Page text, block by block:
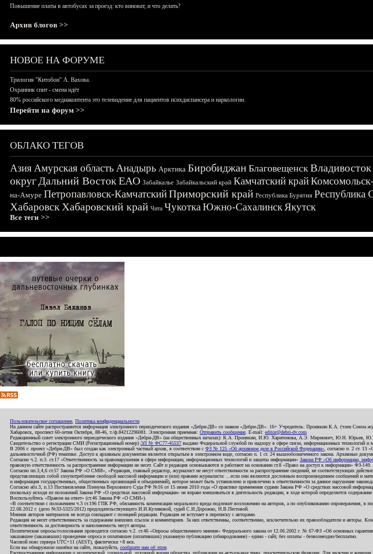
Повышение платы в автобусах за проезд: кто виноват, и что делать?
Архив блогов >>
НОВОЕ НА ФОРУМЕ
Трилогия "Китобои" А. Вахова.
Охранник спит - смена идёт
80% российского медиаконтента это телевидение для пациентов психдиспансера и наркологии.
Перейти на форум >>
ОБЛАКО ТЕГОВ
АзияАмурская область Анадырь Арктика БиробиджанБлаговещенскВладивосток
округДальний ВостокЕАО Забайкалье Забайкальский край Камчатский край
на-Амуре Петропавловск-КамчатскийПриморский край Республика Бурятия Республика
ХабаровскХабаровский край Чита ЧукоткаЮжно-СахалинскЯкутск
Все теги >>
Пользовательское соглашение Политика конфиденциальности
На данном сайте распространяется информация электронного периодического издания «Дебри-ДВ» со знаком «Дебри-ДВ». 16+ Учредитель: Пронякин К.А. (член
Хабаровск, проспект 60-летия Октября, 88-46, т./ф.84212296081. Электронная приемная: Отправить сообщение . E-mail: editor@debri-dv.com
Редакционный совет электронного периодического издания «Дебри-ДВ» (на общественных началах): К.А. Пронякин, И.Ю. Харитонова, А.Э. Мирмович, Ю.Н.
Свидетельство о регистрации СМИ (Регистрационный номер) ЭЛ № ФС77-45537 выдано Федеральной службой по надзору в сфере связи, информационных технологий и
В 2006 г. проект «Дебри-ДВ» был создан как электронный частный архив, в соответствии с ФЗ № 125 «Об архивном деле в Российской Федерации» , согласно п. 2 ст. 13
дальневосточной (РФ) тематике. Доступ к архивным документам является открытым в электронном виде, согласно п. 1 ст. 24 вышеобозначенного закона. Архивные
Согласно ч.2. п.3. ст.17 «Ответственность за правонарушения в сфере информации, информационных технологий и защиты информации» Закона РФ «Об информации,
правовую ответственность за распространение информации не несет. Сайт и редакция основываются и работают на основании ст.8 «Право на доступ к информации» ФЗ-149.
Согласно пп.3,4,6 ст.57 Закона РФ «О СМИ», «Редакция, главный редактор, журналист не несут ответственности за распространение сведений, не соответствующих
представляющих собой злоупотребление свободой массовой информации и (или) правами журналиста: ...если они являются дословным воспроизведением сообщений и
и информация государственных, общественных организаций и объединений), которое может быть установлено и привлечено к ответственности за данное нарушение
Согласно абз.3, п.13 Постановления Пленума Верховного Суда РФ №16 от 15 июня 2010 года «О практике применения судами Закона РФ «О средствах массовой
поскольку исходя из положений Закона РФ «О средствах массовой информации» не вправе вмешиваться в деятельность редакции, в ходе которой определяется
Воспользуйтесь «Правом на ответ» (ст.46 Закона РФ «О СМИ»).
«В соответствии с положением ч.3 ст.196 ГПК РФ, обязанность компенсации морального вреда подлежит возложению на авторов, а по опубликованию опровержения, в
22.08.2012 г. (дело №33-5325/2012) председательствующего И.И.Куликовой, судей С.И.Дорожко, Н.В.Пестовой.
Мнения авторов материалов не всегда совпадают с позицией редакции. Редакция не вступает в переписку с авторами.
Редакция не несет ответственность за содержание внешних ссылок и комментариев. За них ответственны, соответственно, исключительно их правообладатели и
ответственность за достоверность и наполняемость несут авторы.
Политические опросы/голосования проводятся согласно ч.2. ст.46 «Опросы общественного мнения» Федерального закона от 12.06.2002 г. № 67-ФЗ «Об основных
заказавшее (заказавших) проведение опроса и оплатившее (оплативших) указанную публикацию (обнародование) - едино - сайт, без оплаты - безвозмездно/бесплатно.
Часовой пояс сервера UTC+11 (AEST), фактически +8 мск.
Если вы обнаружили ошибки на сайте, пожалуйста, сообщите нам об этом
Распространение информации о политической, социальной, духовной жизни общества, публикации на актуальные темы, просветительские функции. Для мужчин и